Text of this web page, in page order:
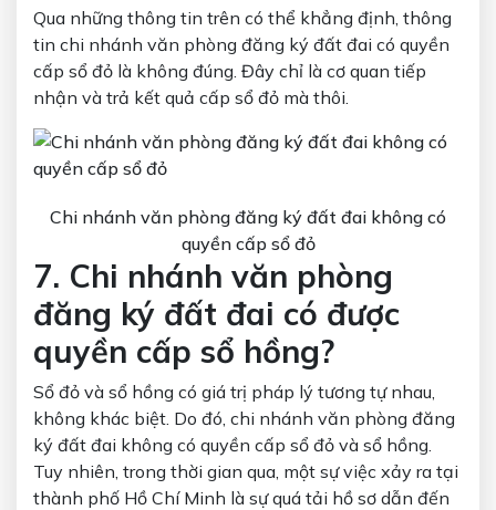
Qua những thông tin trên có thể khẳng định, thông
tin chi nhánh văn phòng đăng ký đất đai có quyền
cấp sổ đỏ là không đúng. Đây chỉ là cơ quan tiếp
nhận và trả kết quả cấp sổ đỏ mà thôi.
Chi nhánh văn phòng đăng ký đất đai không có
quyền cấp sổ đỏ
7. Chi nhánh văn phòng
đăng ký đất đai có được
quyền cấp sổ hồng?
Sổ đỏ và sổ hồng có giá trị pháp lý tương tự nhau,
không khác biệt. Do đó, chi nhánh văn phòng đăng
ký đất đai không có quyền cấp sổ đỏ và sổ hồng.
Tuy nhiên, trong thời gian qua, một sự việc xảy ra tại
thành phố Hồ Chí Minh là sự quá tải hồ sơ dẫn đến